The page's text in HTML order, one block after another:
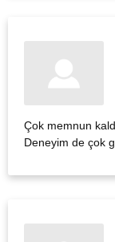
Çok memnun
Deneyim de çok